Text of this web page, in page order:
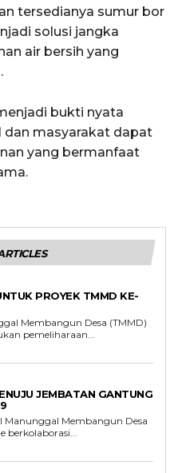
tersedianya sumur bor
solusi jangka
air bersih yang
bukti nyata
dan masyarakat dapat
yang bermanfaat
PROYEK TMMD KE-
Membangun Desa (TMMD)
pemeliharaan...
JEMBATAN GANTUNG
Manunggal Membangun Desa
berkolaborasi...